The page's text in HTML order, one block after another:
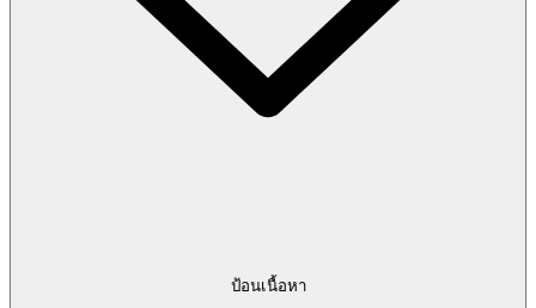
ป้อนเนื้อหา